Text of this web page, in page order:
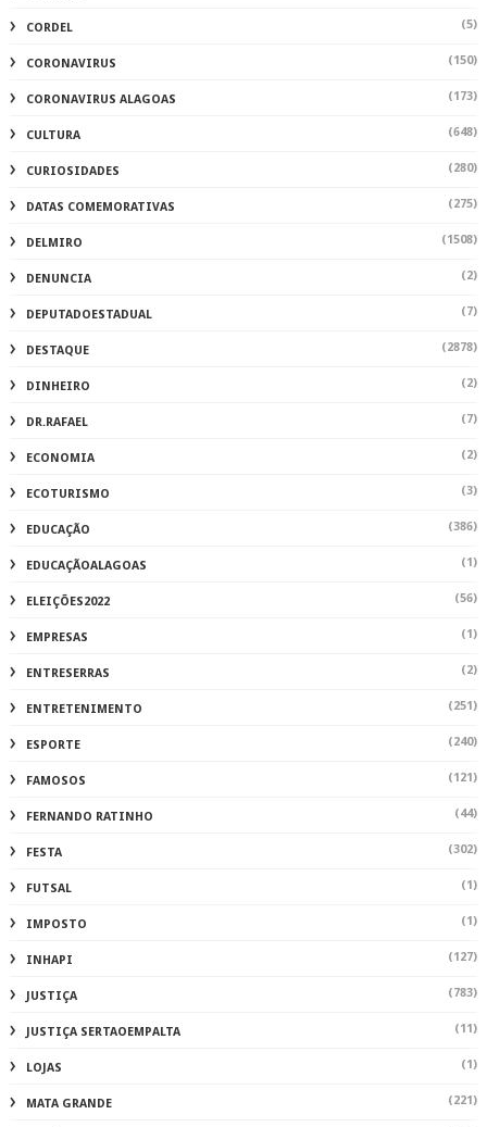
CORDEL (5)
CORONAVIRUS (150)
CORONAVIRUS ALAGOAS (173)
CULTURA (648)
CURIOSIDADES (280)
DATAS COMEMORATIVAS (275)
DELMIRO (1508)
DENUNCIA (2)
DEPUTADOESTADUAL (7)
DESTAQUE (2878)
DINHEIRO (2)
DR.RAFAEL (7)
ECONOMIA (2)
ECOTURISMO (3)
EDUCAÇÃO (386)
EDUCAÇÃOALAGOAS (1)
ELEIÇÕES2022 (56)
EMPRESAS (1)
ENTRESERRAS (2)
ENTRETENIMENTO (251)
ESPORTE (240)
FAMOSOS (121)
FERNANDO RATINHO (44)
FESTA (302)
FUTSAL (1)
IMPOSTO (1)
INHAPI (127)
JUSTIÇA (783)
JUSTIÇA SERTAOEMPALTA (11)
LOJAS (1)
MATA GRANDE (221)